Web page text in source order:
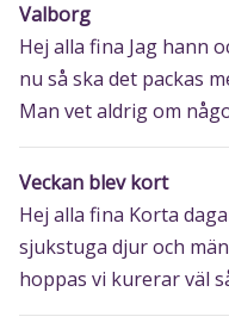
Valborg
Hej alla fina Jag hann
nu så ska det packas
Man vet aldrig om
Veckan blev kort
Hej alla fina Korta
sjukstuga djur och
hoppas vi kurerar väl